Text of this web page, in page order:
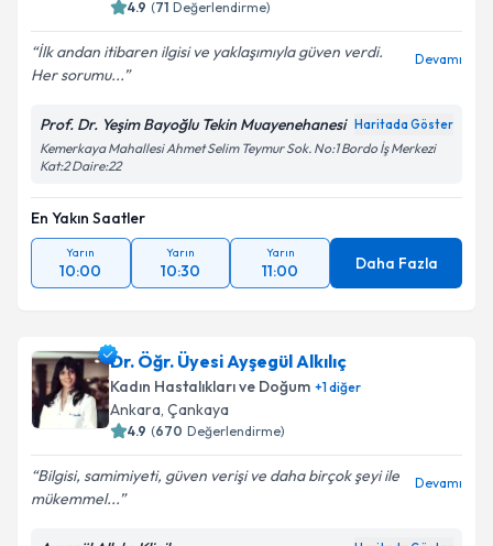
4.9 (71 Değerlendirme)
İlk andan itibaren ilgisi ve yaklaşımıyla güven verdi.
Her sorumu...
Devamı
Prof. Dr. Yeşim Bayoğlu Tekin Muayenehanesi Haritada Göster
Kemerkaya Mahallesi Ahmet Selim Teymur Sok. No:1 Bordo İş Merkezi
Kat:2 Daire:22
En Yakın Saatler
Yarın
10:00
Yarın
10:30
Yarın
11:00 Daha Fazla
Dr. Öğr. Üyesi Ayşegül Alkılıç
Kadın Hastalıkları ve Doğum +1diğer
Ankara, Çankaya
4.9 (670 Değerlendirme)
Bilgisi, samimiyeti, güven verişi ve daha birçok şeyi ile
mükemmel...
Devamı